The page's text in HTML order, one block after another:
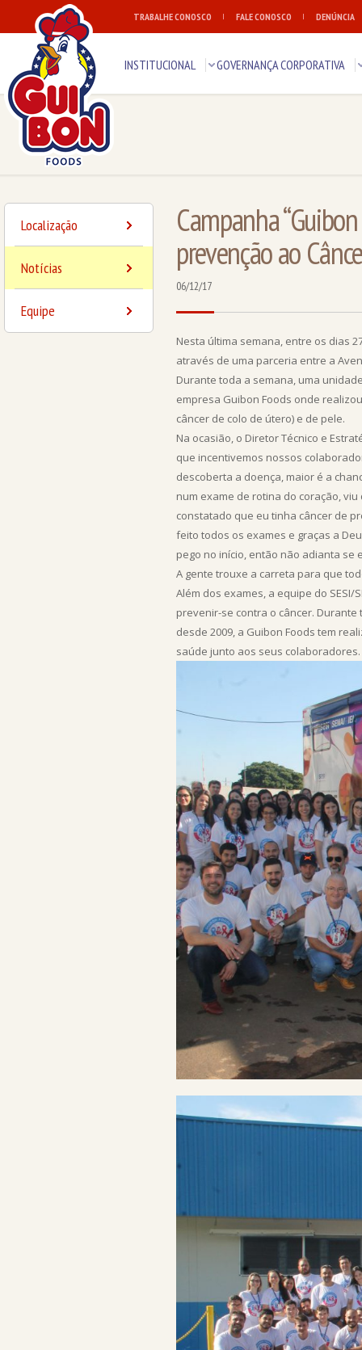
TRABALHE CONOSCO FALE CONOSCO DENÚNCIA
INSTITUCIONAL GOVERNANÇA CORPORATIVA
Localização
Notícias
Equipe
Campanha
prevenção ao
06/12/17
Nesta última semana, entre os dias
através de uma parceria entre a
Durante toda a semana, uma
empresa Guibon Foods onde
câncer de colo de útero) e de pele.
Na ocasião, o Diretor Técnico e
que incentivemos nossos
descoberta a doença, maior é a
num exame de rotina do coração,
constatado que eu tinha câncer de
feito todos os exames e graças a
pego no início, então não adianta se
A gente trouxe a carreta para que
Além dos exames, a equipe do
prevenir-se contra o câncer.
desde 2009, a Guibon Foods tem
saúde junto aos seus colaboradores.